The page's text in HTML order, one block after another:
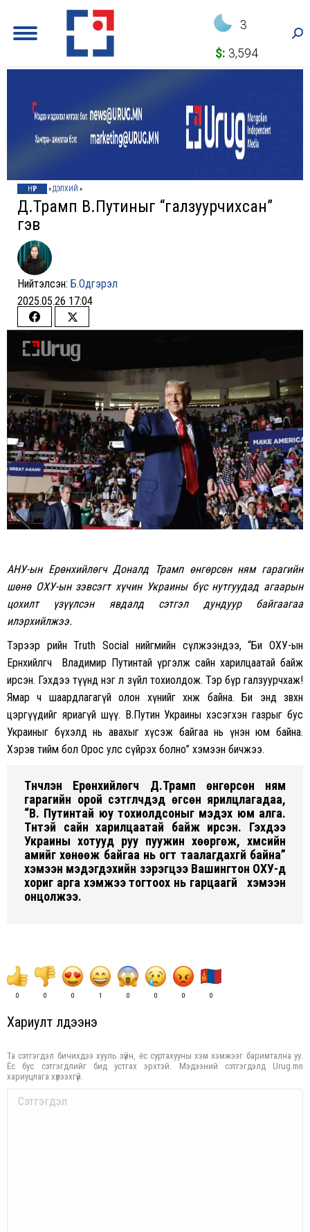
3
$: 3,594
НҮҮР »ДЭЛХИЙ »
Д.Трамп В.Путиныг “галзуурчихсан”
гэв
Нийтэлсэн: Б.Одгэрэл
2025.05.26 17:04
Share
on
Share
on
АНУ-ын Ерөнхийлөгч Доналд Трамп өнгөрсөн ням гарагийн
шөнө ОХУ-ын зэвсэгт хүчин Украины бүс нутгуудад агаарын
цохилт үзүүлсэн явдалд сэтгэл дундуур байгаагаа
илэрхийлжээ.
Тэрээр өөрийн Truth Social нийгмийн сүлжээндээ, “Би ОХУ-ын
Ерөнхийлөгч Владимир Путинтай үргэлж сайн харилцаатай байж
ирсэн. Гэхдээ түүнд нэг л зүйл тохиолдож. Тэр бүр галзуурчхаж!
Ямар ч шаардлагагүй олон хүнийг хөнөөж байна. Би энд зөвхөн
цэргүүдийг яриагүй шүү. В.Путин Украины хэсэгхэн газрыг бус
Украиныг бүхэлд нь авахыг хүсэж байгаа нь үнэн юм байна.
Хэрэв тийм бол Орос улс сүйрэх болно” хэмээн бичжээ.
Түүнчлэн Ерөнхийлөгч Д.Трамп өнгөрсөн ням
гарагийн орой сэтгүүлчдэд өгсөн ярилцлагадаа,
“В. Путинтай юу тохиолдсоныг мэдэх юм алга.
Түүнтэй сайн харилцаатай байж ирсэн. Гэхдээ
Украины хотууд руу пуужин хөөргөж, хүмүүсийн
амийг хөнөөж байгаа нь огт таалагдахгүй байна”
хэмээн мэдэгдэхийн зэрэгцээ Вашингтон ОХУ-д
хориг арга хэмжээ тогтоох нь гарцаагүй хэмээн
онцолжээ.
0 0 0 1 0 0 0 0
Хариулт үлдээнэ үү
Та сэтгэгдэл бичихдээ хууль зүйн, ёс суртахууны хэм хэмжээг баримтална уу.
Ёс бус сэтгэгдлийг бид устгах эрхтэй. Мэдээний сэтгэгдэлд Urug.mn
хариуцлага хүлээхгүй.
Comment